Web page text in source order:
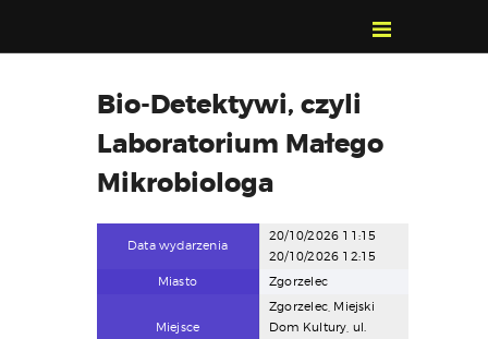
POZNAJ, POLUB,
PAMIĘTAJ!
O FESTIWALU
PROGRAM
WYSZUKIWARKA
WYDARZEŃ
Bio-Detektywi, czyli
Laboratorium Małego
Mikrobiologa
Data wydarzenia
20/10/2026 11:15
20/10/2026 12:15
Miasto
Zgorzelec
Miejsce
Zgorzelec, Miejski
Dom Kultury, ul.